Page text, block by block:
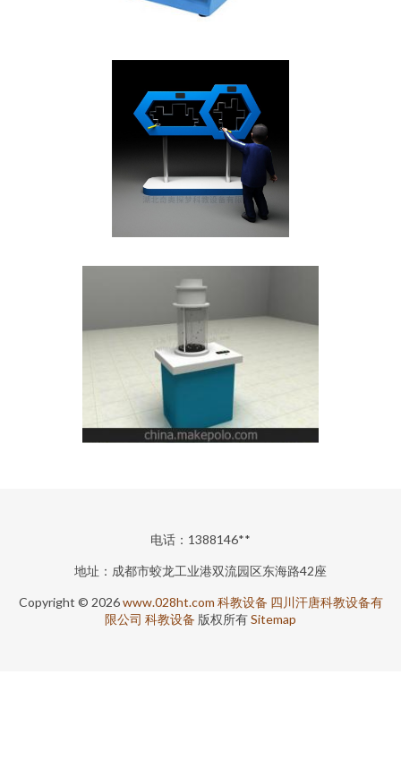
电话：1388146**
地址：成都市蛟龙工业港双流园区东海路42座
Copyright © 2026www.028ht.com 科教设备 四川汗唐科教设备有
限公司 科教设备 版权所有Sitemap